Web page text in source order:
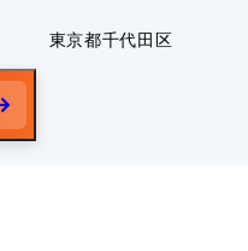
東京都千代田区